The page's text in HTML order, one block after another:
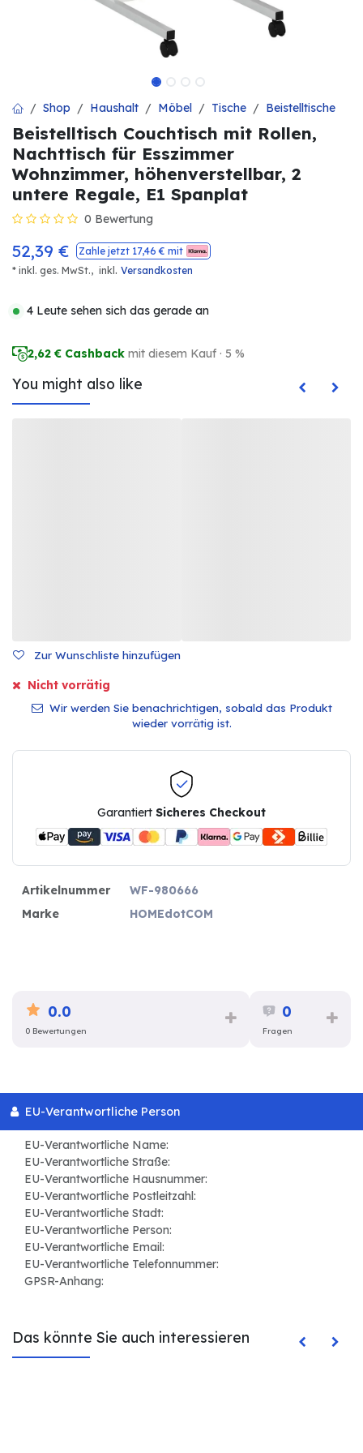
Shop Haushalt Möbel Tische Beistelltische
Beistelltisch Couchtisch mit Rollen,
Nachttisch für Esszimmer
Wohnzimmer, höhenverstellbar, 2
untere Regale, E1 Spanplat
0 Bewertung
52,39 € Zahle jetzt 17,46 € mit
* inkl. ges. MwSt., inkl . Versandkosten
4 Leute sehen sich das gerade an
2,62 € Cashback mit diesem Kauf · 5 %
You might also like
Zur Wunschliste hinzufügen
Nicht vorrätig
Wir werden Sie benachrichtigen, sobald das Produkt
wieder vorrätig ist.
Garantiert Sicheres Checkout
Artikelnummer
WF-980666
Marke
HOMEdotCOM
0.0
0 Bewertungen
0
Fragen
EU-Verantwortliche Person
EU-Verantwortliche Name:
EU-Verantwortliche Straße:
EU-Verantwortliche Hausnummer:
EU-Verantwortliche Postleitzahl:
EU-Verantwortliche Stadt:
EU-Verantwortliche Person:
EU-Verantwortliche Email:
EU-Verantwortliche Telefonnummer:
GPSR-Anhang:
Das könnte Sie auch interessieren